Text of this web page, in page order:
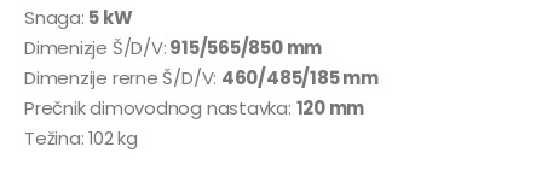
Snaga: 5 kW
Dimenizje Š/D/V:915/565/850 mm
Dimenzije rerne Š/D/V: 460/485/185 mm
Prečnik dimovodnog nastavka: 120 mm
Težina: 102 kg